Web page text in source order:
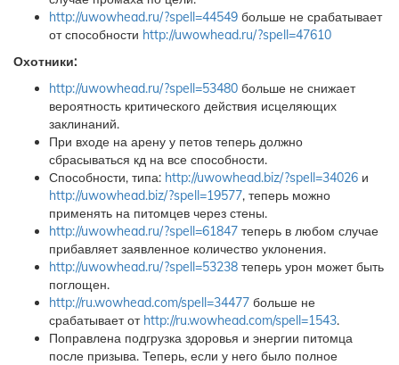
http://uwowhead.ru/?spell=44549 больше не срабатывает
от способности http://uwowhead.ru/?spell=47610
Охотники:
http://uwowhead.ru/?spell=53480 больше не снижает
вероятность критического действия исцеляющих
заклинаний.
При входе на арену у петов теперь должно
сбрасываться кд на все способности.
Способности, типа: http://uwowhead.biz/?spell=34026 и
http://uwowhead.biz/?spell=19577, теперь можно
применять на питомцев через стены.
http://uwowhead.ru/?spell=61847 теперь в любом случае
прибавляет заявленное количество уклонения.
http://uwowhead.ru/?spell=53238 теперь урон может быть
поглощен.
http://ru.wowhead.com/spell=34477 больше не
срабатывает от http://ru.wowhead.com/spell=1543.
Поправлена подгрузка здоровья и энергии питомца
после призыва. Теперь, если у него было полное